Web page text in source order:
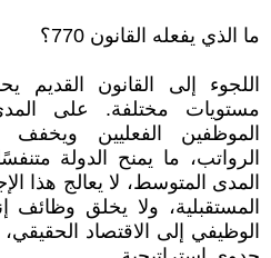
ما الذي يفعله القانون 770؟
اللجوء إلى القانون القديم
مستويات مختلفة. على
الموظفين الفعليين
الرواتب، ما يمنح الدولة
المدى المتوسط، لا يعالج هذا
المستقبلية، ولا يخلق وظائف
الوظيفي إلى الاقتصاد